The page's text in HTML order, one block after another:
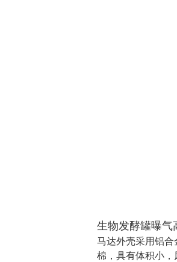
生物发酵罐曝气
马达外壳采用铝
棉，具有体积小